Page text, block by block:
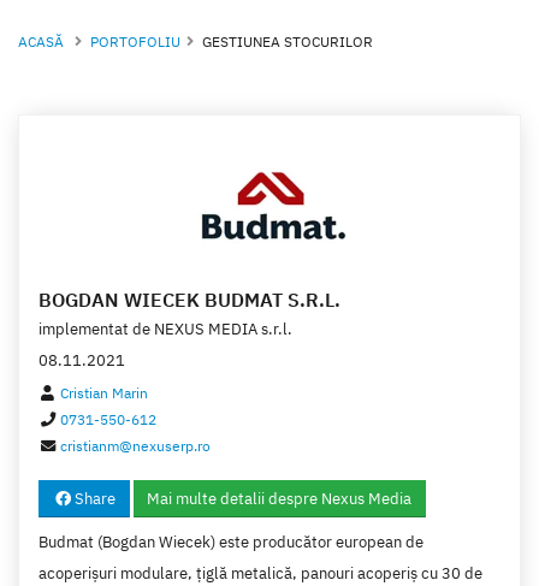
ACASĂ PORTOFOLIU GESTIUNEA STOCURILOR
BOGDAN WIECEK BUDMAT S.R.L.
implementat de NEXUS MEDIA s.r.l.
08.11.2021
Cristian Marin
0731-550-612
cristianm@nexuserp.ro
Share Mai multe detalii despre Nexus Media
Budmat (Bogdan Wiecek) este producător european de
acoperișuri modulare, țiglă metalică, panouri acoperiș cu 30 de